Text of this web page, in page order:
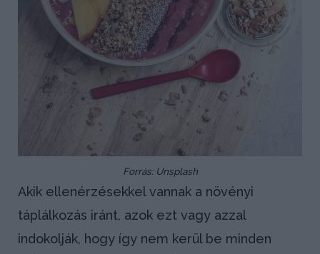
Forrás: Unsplash
Akik ellenérzésekkel vannak a növényi
táplálkozás iránt, azok ezt vagy azzal
indokolják, hogy így nem kerül be minden